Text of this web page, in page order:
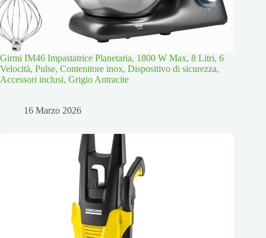
Girmi IM46 Impastatrice Planetaria, 1800 W Max, 8 Litri, 6
Velocità, Pulse, Contenitore inox, Dispositivo di sicurezza,
Accessori inclusi, Grigio Antracite
16 Marzo 2026